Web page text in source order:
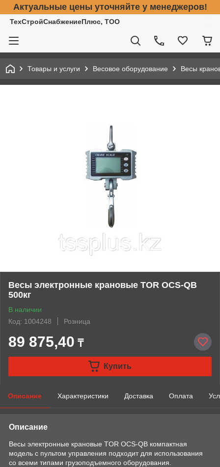
Актуальные цены уточняйте у менеджеров!
ТехСтройСнабжениеПлюс, ТОО
Товары и услуги Весовое оборудование Весы
Весы электронные крановые TOR OCS-QB
500кг
В наличии
Код: 1004248
Розница
89 875,40 ₸
Купить
Описание Характеристики Доставка Оплата
Описание
Весы электронные крановые TOR OCS-QB компактная
модель с пультом управления подходит для использования
со всеми типами грузоподъемного оборудования.